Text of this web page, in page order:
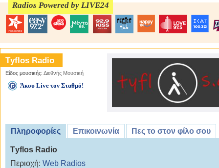
Radios Powered by LIVE24
Τyflos Radio
Είδος μουσικής: Διεθνής Μουσική
Άκου Live τον Σταθμό!
Πληροφορίες Επικοινωνία Πες το στον φίλο σου
Τyflos Radio
Περιοχή: Web Radios